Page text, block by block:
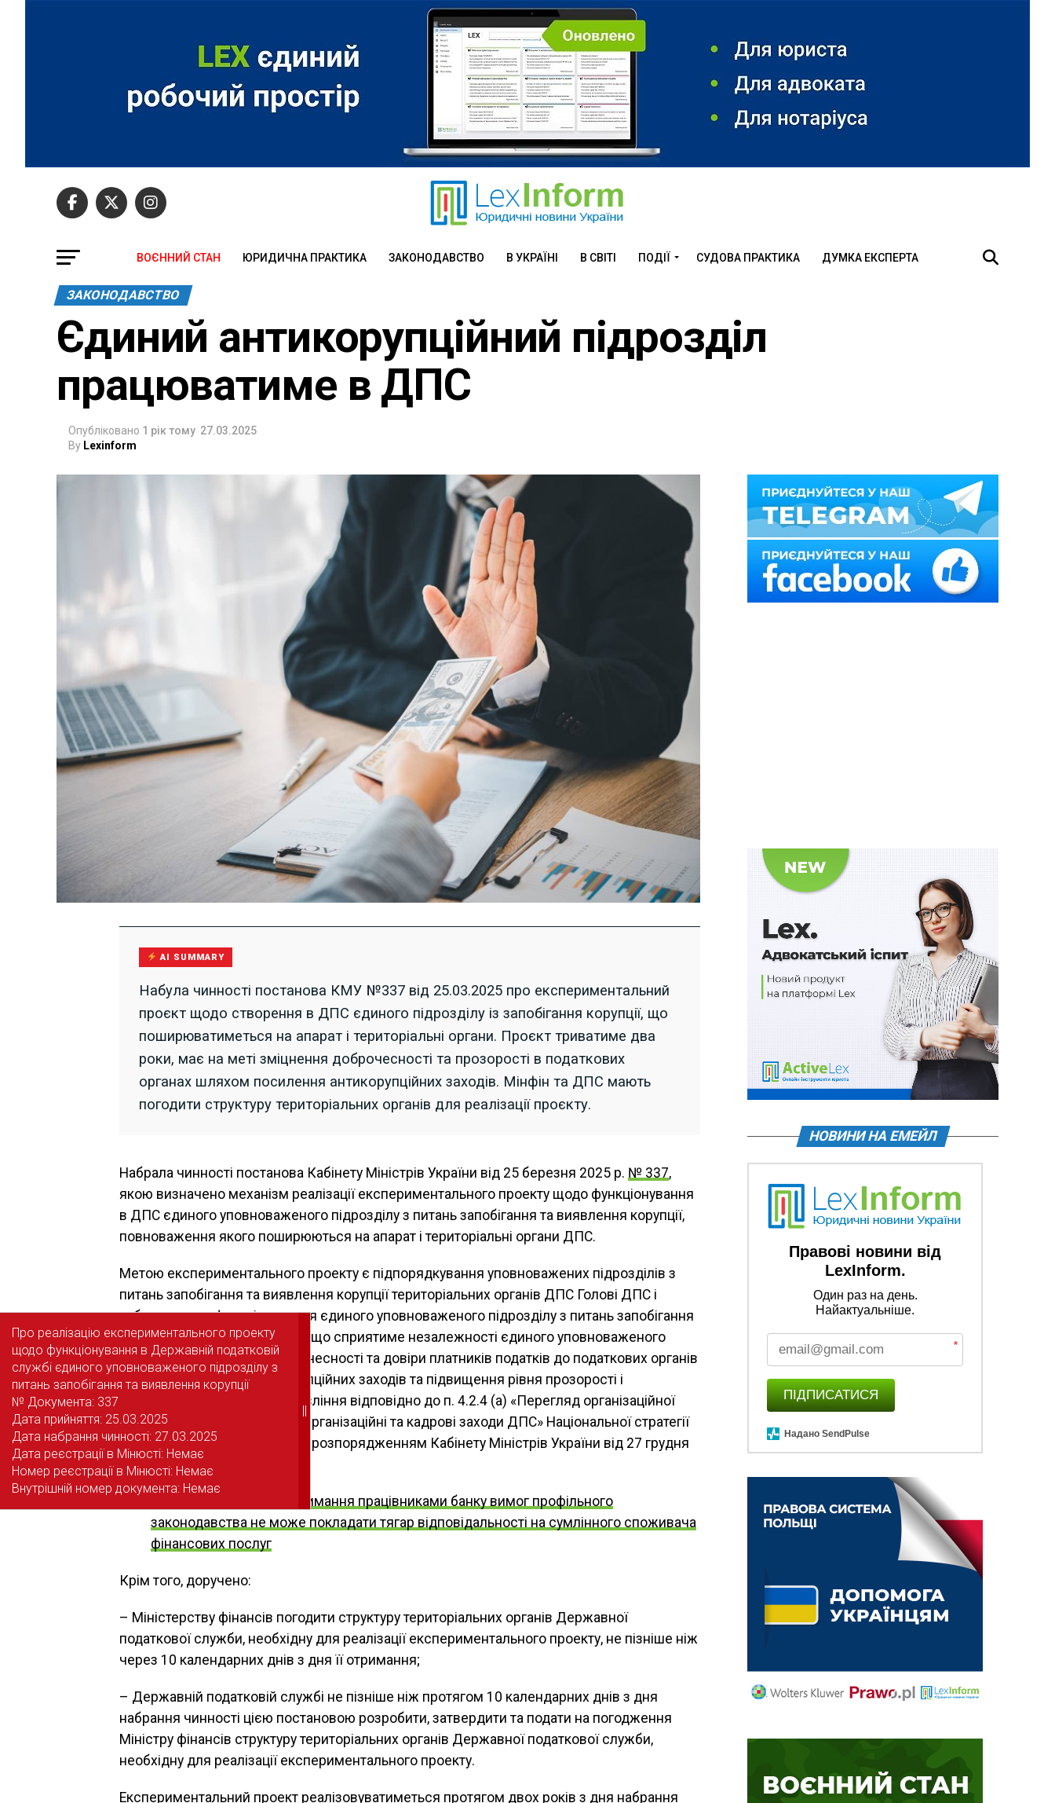
ВОЄННИЙ СТАН ЮРИДИЧНА ПРАКТИКА ЗАКОНОДАВСТВО В УКРАЇНІ В СВІТІ ПОДІЇ СУДОВА ПРАКТИКА ДУМКА ЕКСПЕРТА
ЗАКОНОДАВСТВО
Єдиний антикорупційний підрозділ
працюватиме в ДПС
Опубліковано 1 рік тому 27.03.2025
By Lexinform
AI SUMMARY
Набула чинності постанова КМУ №337 від 25.03.2025 про експериментальний
проєкт щодо створення в ДПС єдиного підрозділу із запобігання корупції, що
поширюватиметься на апарат і територіальні органи. Проєкт триватиме два
роки, має на меті зміцнення доброчесності та прозорості в податкових
органах шляхом посилення антикорупційних заходів. Мінфін та ДПС мають
погодити структуру територіальних органів для реалізації проєкту.
Набрала чинності постанова Кабінету Міністрів України від 25 березня 2025 р. № 337,
якою визначено механізм реалізації експериментального проекту щодо функціонування
в ДПС єдиного уповноваженого підрозділу з питань запобігання та виявлення корупції,
повноваження якого поширюються на апарат і територіальні органи ДПС.
Метою експериментального проекту є підпорядкування уповноважених підрозділів з
питань запобігання та виявлення корупції територіальних органів ДПС Голові ДПС і
забезпечення функціонування єдиного уповноваженого підрозділу з питань запобігання
та виявлення корупції в ДПС, що сприятиме незалежності єдиного уповноваженого
підрозділу, зміцненню доброчесності та довіри платників податків до податкових органів
шляхом посилення антикорупційних заходів та підвищення рівня прозорості і
ефективності процедур управління відповідно до п. 4.2.4 (а) «Перегляд організаційної
структури ДПС» розд. 4.2.4 «Організаційні та кадрові заходи ДПС» Національної стратегії
доходів до 2030 р., схваленої розпорядженням Кабінету Міністрів України від 27 грудня
2023 р.№ 1218
Недотримання працівниками банку вимог профільного
законодавства не може покладати тягар відповідальності на сумлінного споживача
фінансових послуг
Крім того, доручено:
– Міністерству фінансів погодити структуру територіальних органів Державної
податкової служби, необхідну для реалізації експериментального проекту, не пізніше ніж
через 10 календарних днів з дня її отримання;
– Державній податковій службі не пізніше ніж протягом 10 календарних днів з дня
набрання чинності цією постановою розробити, затвердити та подати на погодження
Міністру фінансів структуру територіальних органів Державної податкової служби,
необхідну для реалізації експериментального проекту.
Експериментальний проект реалізовуватиметься протягом двох років з дня набрання
НОВИНИ НА ЕМЕЙЛ
Правові новини від
LexInform.
Один раз на день.
Найактуальніше.
*
ПІДПИСАТИСЯ
Надано SendPulse
Про реалізацію експериментального проекту
щодо функціонування в Державній податковій
службі єдиного уповноваженого підрозділу з
питань запобігання та виявлення корупції
||
№ Документа: 337
Дата прийняття: 25.03.2025
Дата набрання чинності: 27.03.2025
Дата реєстрації в Мінюсті: Немає
Номер реєстрації в Мінюсті: Немає
Внутрішній номер документа: Немає
Про реалізацію експериментального проекту
щодо функціонування в Державній податковій
службі єдиного уповноваженого підрозділу з
питань запобігання та виявлення корупції
||
№ Документа: 337
Дата прийняття: 25.03.2025
Дата набрання чинності: 27.03.2025
Дата реєстрації в Мінюсті: Немає
Номер реєстрації в Мінюсті: Немає
Внутрішній номер документа: Немає